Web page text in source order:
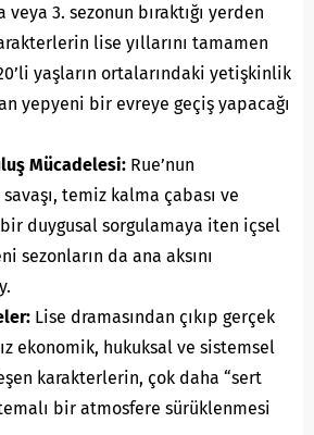
veya 3. sezonun bıraktığı yerden
lise yıllarını tamamen
yaşların ortalarındaki yetişkinlik
yepyeni bir evreye geçiş yapacağı
Mücadelesi: Rue’nun
temiz kalma çabası ve
duygusal sorgulamaya iten içsel
sezonların da ana aksını
Lise dramasından çıkıp gerçek
ekonomik, hukuksal ve sistemsel
karakterlerin, çok daha “sert
bir atmosfere sürüklenmesi